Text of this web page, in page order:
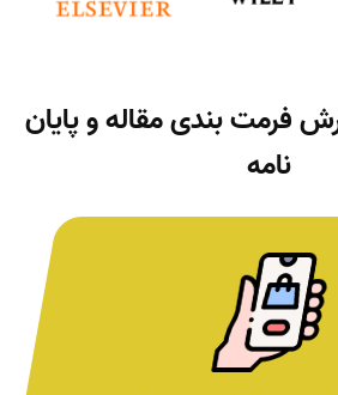
فرمت بندی مقاله و پایان
نامه